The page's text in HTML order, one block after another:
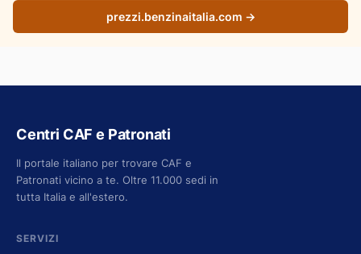
prezzi.benzinaitalia.com →
Centri CAF e Patronati
Il portale italiano per trovare CAF e
Patronati vicino a te. Oltre 11.000 sedi in
tutta Italia e all'estero.
SERVIZI